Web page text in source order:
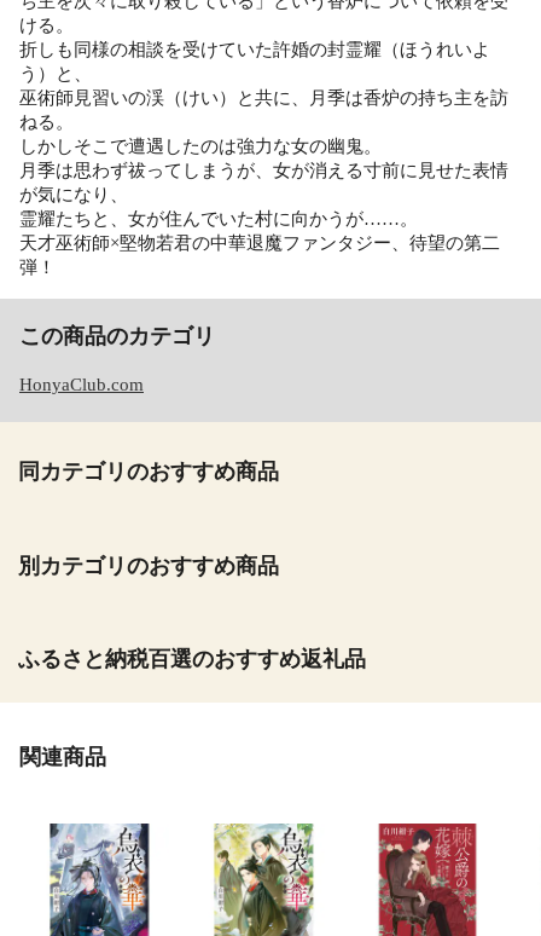
ける。
折しも同様の相談を受けていた許婚の封霊耀（ほうれいよ
う）と、
巫術師見習いの渓（けい）と共に、月季は香炉の持ち主を訪
ねる。
しかしそこで遭遇したのは強力な女の幽鬼。
月季は思わず祓ってしまうが、女が消える寸前に見せた表情
が気になり、
霊耀たちと、女が住んでいた村に向かうが……。
天才巫術師×堅物若君の中華退魔ファンタジー、待望の第二
弾！
この商品のカテゴリ
HonyaClub.com
同カテゴリのおすすめ商品
別カテゴリのおすすめ商品
ふるさと納税百選のおすすめ返礼品
関連商品